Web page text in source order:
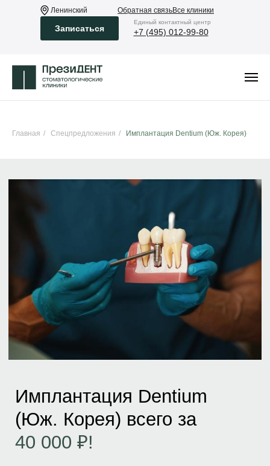
Обратная связьВсе клиники
Eдиный контактный центр
+7 (495) 012-99-80
Ленинский
Записаться
Главная / Спецпредложения / Имплантация Dentium (Юж. Корея)
Имплантация Dentium
(Юж. Корея) всего за
40 000 ₽!
Записаться